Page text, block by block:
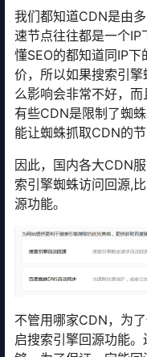
我们都知道CDN是由
速节点往往都是一个IP
懂SEO的都知道同IP
价，所以如果搜索引
么影响会非常不好，
有些CDN是限制了蜘
能让蜘蛛抓取CDN的节
因此，国内各大CDN
索引擎蜘蛛访问回源,
源功能。
不管用哪家CDN，为
启搜索引擎回源功能